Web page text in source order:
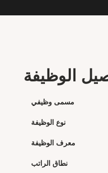
الوظيفة
مسمى وظيفي
نوع الوظيفة
معرف الوظيفة
نطاق الراتب